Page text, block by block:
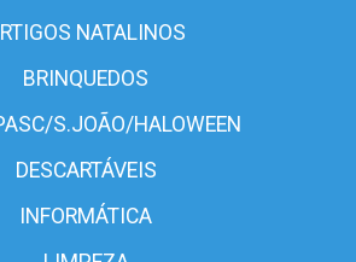
NATALINOS
BRINQUEDOS
S.JOÃO/HALOWEEN
DESCARTÁVEIS
INFORMÁTICA